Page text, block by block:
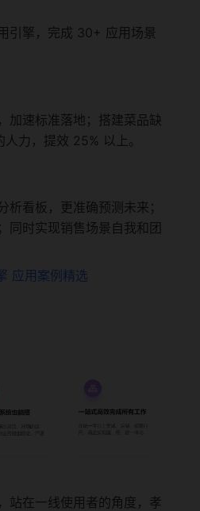
引擎，完成 30+ 应用场景
加速标准落地；搭建菜品缺
力，提效 25% 以上。
看板，更准确预测未来；
同时实现销售场景自我和团
应用案例精选
站在一线使用者的角度，孝